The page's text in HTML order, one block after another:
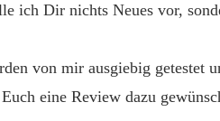
ich Dir nichts Neues vor,
von mir ausgiebig getestet
eine Review dazu